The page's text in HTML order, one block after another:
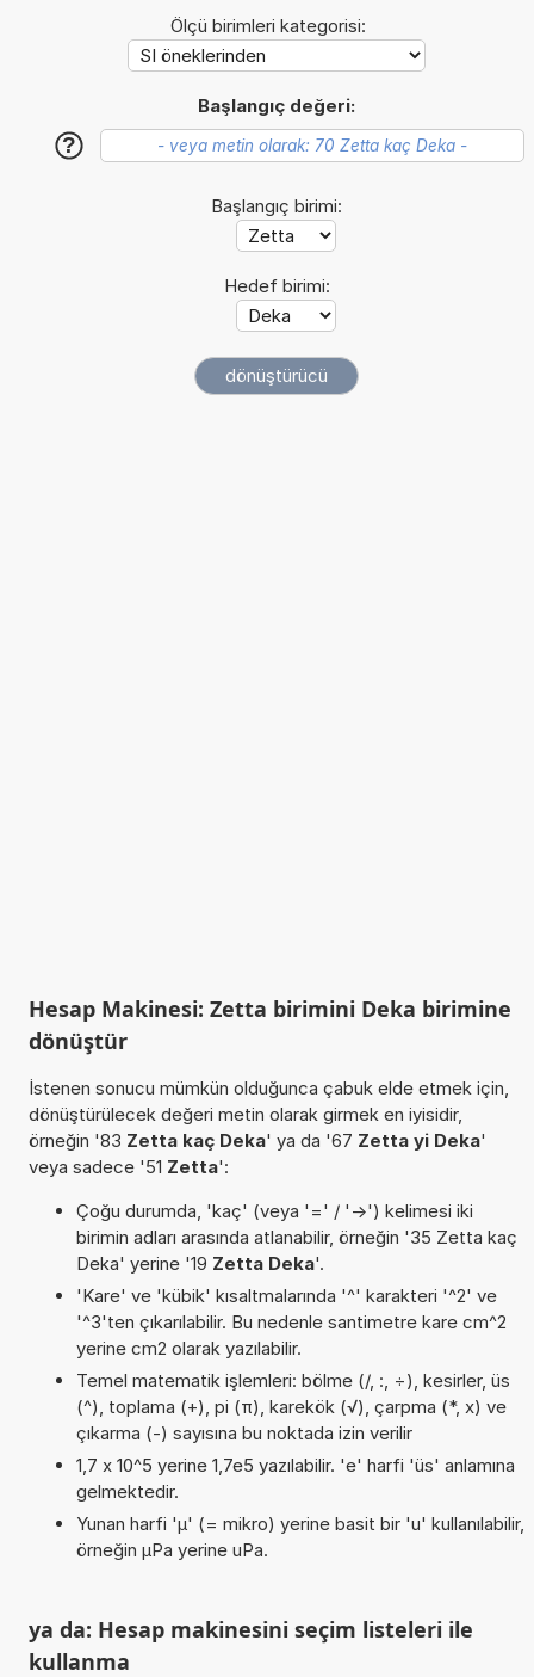
Ölçü birimleri kategorisi:
Başlangıç değeri:
?
Başlangıç birimi:
Hedef birimi:
Hesap Makinesi: Zetta birimini Deka birimine
dönüştür
İstenen sonucu mümkün olduğunca çabuk elde etmek için,
dönüştürülecek değeri metin olarak girmek en iyisidir,
örneğin '83 Zetta kaç Deka' ya da '67 Zetta yi Deka'
veya sadece '51 Zetta':
Çoğu durumda, 'kaç' (veya '=' / '->') kelimesi iki
birimin adları arasında atlanabilir, örneğin '35 Zetta kaç
Deka' yerine '19 Zetta Deka'.
'Kare' ve 'kübik' kısaltmalarında '^' karakteri '^2' ve
'^3'ten çıkarılabilir. Bu nedenle santimetre kare cm^2
yerine cm2 olarak yazılabilir.
Temel matematik işlemleri: bölme (/, :, ÷), kesirler, üs
(^), toplama (+), pi (π), karekök (√), çarpma (*, x) ve
çıkarma (-) sayısına bu noktada izin verilir
1,7 x 10^5 yerine 1,7e5 yazılabilir. 'e' harfi 'üs' anlamına
gelmektedir.
Yunan harfi 'µ' (= mikro) yerine basit bir 'u' kullanılabilir,
örneğin µPa yerine uPa.
ya da: Hesap makinesini seçim listeleri ile
kullanma